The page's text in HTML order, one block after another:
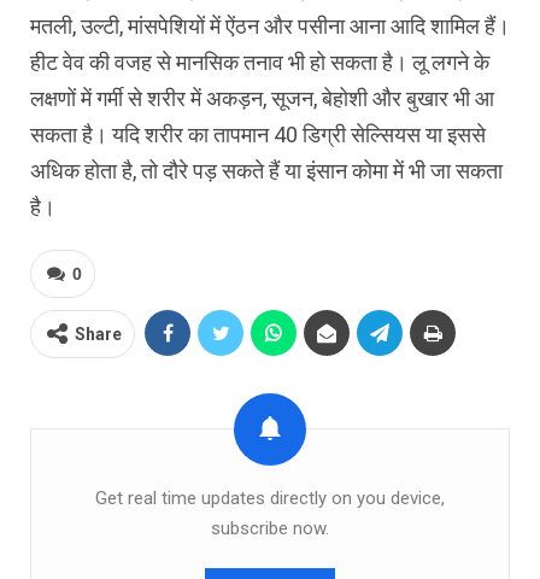
मतली, उल्टी, मांसपेशियों में ऐंठन और पसीना आना आदि शामिल हैं।
हीट वेव की वजह से मानसिक तनाव भी हो सकता है। लू लगने के
लक्षणों में गर्मी से शरीर में अकड़न, सूजन, बेहोशी और बुखार भी आ
सकता है। यदि शरीर का तापमान 40 डिग्री सेल्सियस या इससे
अधिक होता है, तो दौरे पड़ सकते हैं या इंसान कोमा में भी जा सकता
है।
0
Share
Get real time updates directly on you device,
subscribe now.